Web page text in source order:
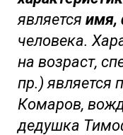
является имя,
человека.
на возраст,
пр.) является
Комаров,
дедушка